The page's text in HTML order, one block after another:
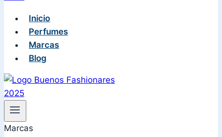
Inicio
Perfumes
Marcas
Blog
Marcas